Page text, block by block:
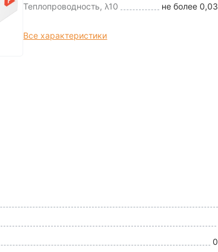
Теплопроводность, λ10
не более
Все характеристики